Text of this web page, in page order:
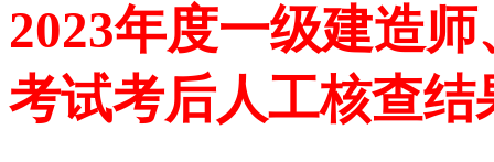
2023年度一级建造
考试考后人工核查结